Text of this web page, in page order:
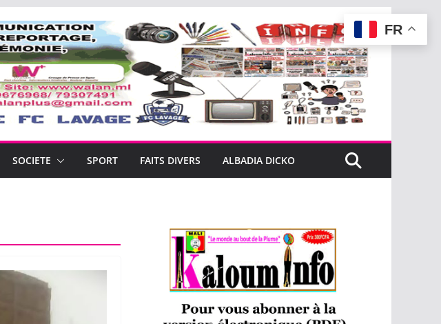
SOCIETE SPORT FAITS DIVERS ALBADIA DICKO
FR